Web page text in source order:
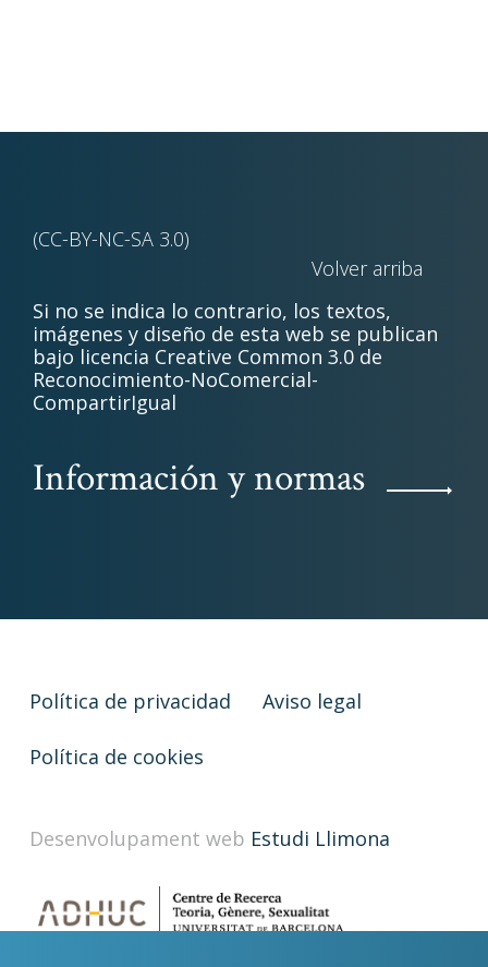
(CC-BY-NC-SA 3.0)
Volver arriba
Si no se indica lo contrario, los textos,
imágenes y diseño de esta web se publican
bajo licencia Creative Common 3.0 de
Reconocimiento-NoComercial-
CompartirIgual
Información y normas
Política de privacidad Aviso legal
Política de cookies
Desenvolupament web Estudi Llimona